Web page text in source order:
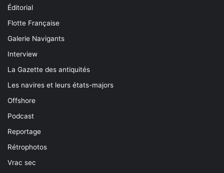
Éditorial
Flotte Française
Galerie Navigants
Interview
La Gazette des antiquités
Les navires et leurs états-majors
Offshore
Podcast
Reportage
Rétrophotos
Vrac sec